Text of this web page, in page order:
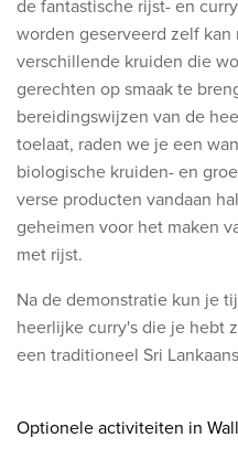
de fantastische rijst- en
worden geserveerd zelf
verschillende kruiden die
gerechten op smaak te
bereidingswijzen van de
toelaat, raden we je een
biologische kruiden- en
verse producten vandaan
geheimen voor het maken
met rijst.
Na de demonstratie kun je
heerlijke curry's die je hebt
een traditioneel Sri
​Optionele activiteiten in